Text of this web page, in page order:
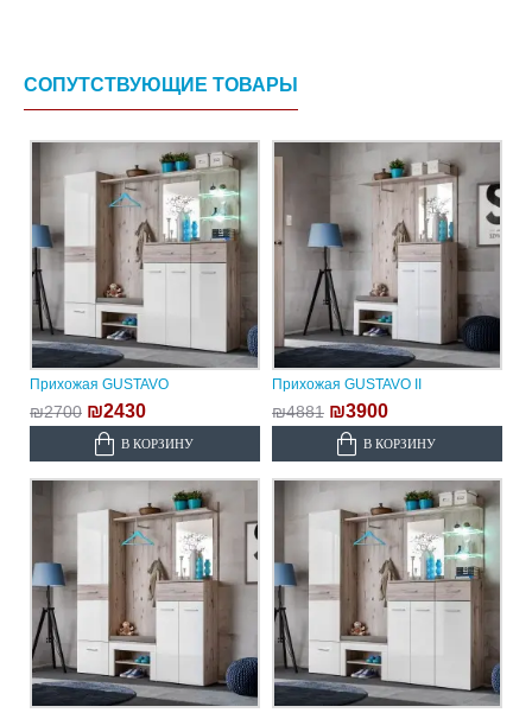
СОПУТСТВУЮЩИЕ ТОВАРЫ
Прихожая GUSTAVO
₪2700 ₪2430
В КОРЗИНУ
Прихожая GUSTAVO II
₪4881 ₪3900
В КОРЗИНУ